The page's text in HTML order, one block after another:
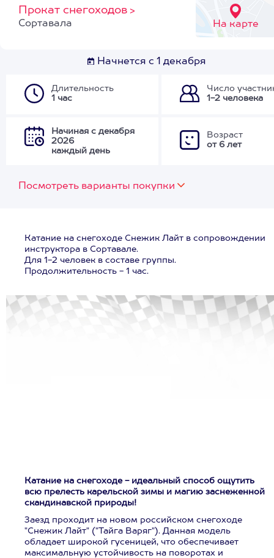
Прокат снегоходов >
На карте
Сортавала
Начнется с 1 декабря
Длительность
1 час
Число
1-2 человека
Начиная с декабря
2026
каждый день
Возраст
от 6 лет
Посмотреть варианты покупки
Катание на снегоходе Снежик Лайт в сопровождении
инструктора в Сортавале.
Для 1-2 человек в составе группы.
Продолжительность - 1 час.
Катание на снегоходе - идеальный способ ощутить
всю прелесть карельской зимы и магию заснеженной
скандинавской природы!
Заезд проходит на новом российском снегоходе
"Снежик Лайт" ("Тайга Варяг"). Данная модель
обладает широкой гусеницей, что обеспечивает
максимальную устойчивость на поворотах и